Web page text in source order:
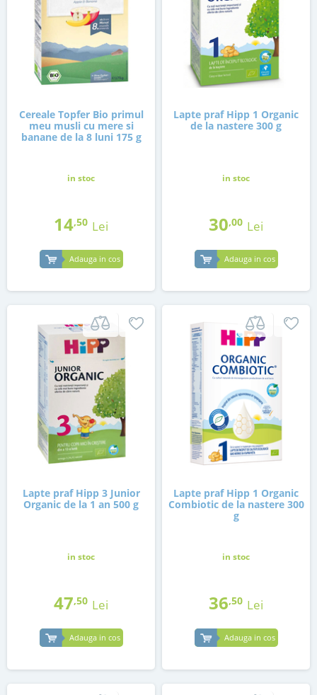
Cereale Topfer Bio primul
meu musli cu mere si
banane de la 8 luni 175 g
in stoc
14,50 Lei
Adauga in cos
Lapte praf Hipp 1 Organic
de la nastere 300 g
in stoc
30,00 Lei
Adauga in cos
Lapte praf Hipp 3 Junior
Organic de la 1 an 500 g
in stoc
47,50 Lei
Adauga in cos
Lapte praf Hipp 1 Organic
Combiotic de la nastere 300
g
in stoc
36,50 Lei
Adauga in cos